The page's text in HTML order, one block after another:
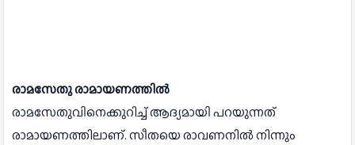
രാമസേതുരാമായണത്തില്‍
രാമസേതുവിനെക്കുറിച്ച് ആദ്യമായി പറയുന്നത്
രാമായണത്തിലാണ്. സീതയെ രാവണനില്‍ നിന്നും